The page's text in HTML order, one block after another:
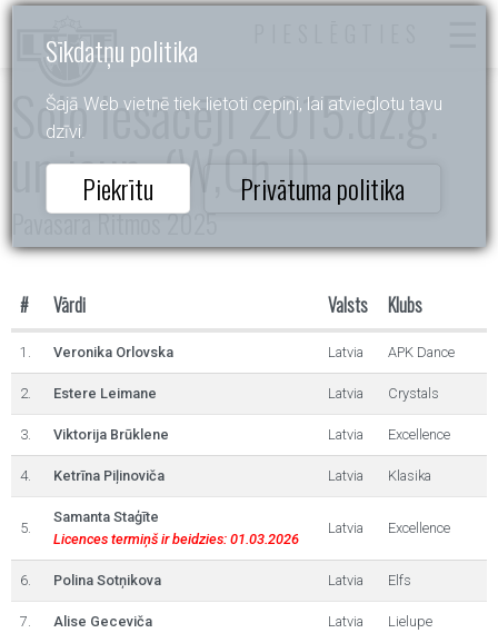
Sīkdatņu politika
Šajā Web vietnē tiek lietoti cepiņi, lai atvieglotu tavu
dzīvi.
Piekrītu Privātuma politika
Solo Iesācēji 2015.dz.g.
un jaun. (W,Ch,J)
Pavasara Ritmos 2025
# Vārdi Valsts Klubs
1. Veronika Orlovska Latvia APK Dance
2. Estere Leimane Latvia Crystals
3. Viktorija Brūklene Latvia Excellence
4. Ketrīna Piļinoviča Latvia Klasika
5.
Samanta Staģīte
Licences termiņš ir beidzies: 01.03.2026
Latvia Excellence
6. Polina Sotņikova Latvia Elfs
7. Alise Geceviča Latvia Lielupe